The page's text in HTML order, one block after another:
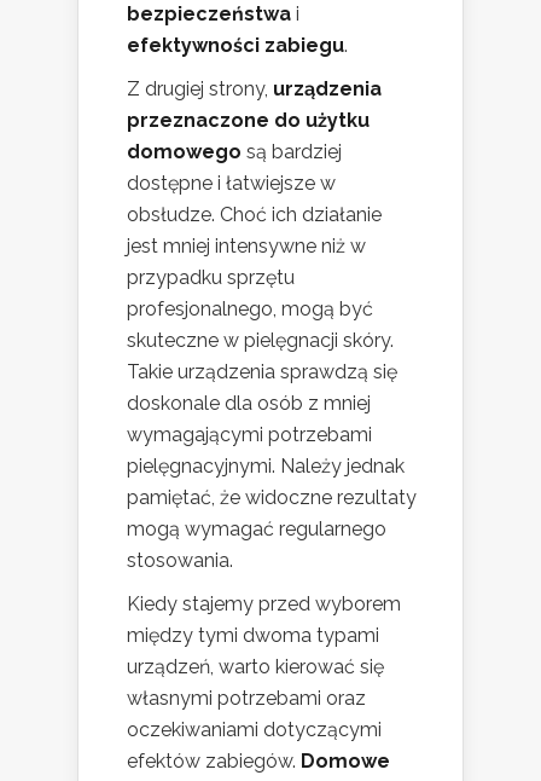
bezpieczeństwa i
efektywności zabiegu.
Z drugiej strony, urządzenia
przeznaczone do użytku
domowego są bardziej
dostępne i łatwiejsze w
obsłudze. Choć ich działanie
jest mniej intensywne niż w
przypadku sprzętu
profesjonalnego, mogą być
skuteczne w pielęgnacji skóry.
Takie urządzenia sprawdzą się
doskonale dla osób z mniej
wymagającymi potrzebami
pielęgnacyjnymi. Należy jednak
pamiętać, że widoczne rezultaty
mogą wymagać regularnego
stosowania.
Kiedy stajemy przed wyborem
między tymi dwoma typami
urządzeń, warto kierować się
własnymi potrzebami oraz
oczekiwaniami dotyczącymi
efektów zabiegów. Domowe